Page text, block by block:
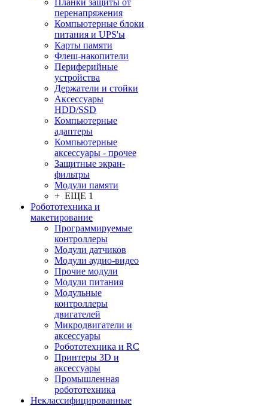
Планки защиты от
перенапряжения
Компьютерные блоки
питания и UPS'ы
Карты памяти
Флеш-накопители
Периферийные
устройства
Держатели и стойки
Аксессуары
HDD/SSD
Компьютерные
адаптеры
Компьютерные
аксессуары - прочее
Защитные экран-
фильтры
Модули памяти
+ ЕЩЕ 1
Робототехника и
макетирование
Программируемые
контроллеры
Модули датчиков
Модули аудио-видео
Прочие модули
Модули питания
Модульные
контроллеры
двигателей
Микродвигатели и
аксессуары
Робототехника и RC
Принтеры 3D и
аксессуары
Промышленная
робототехника
Неклассифицированные